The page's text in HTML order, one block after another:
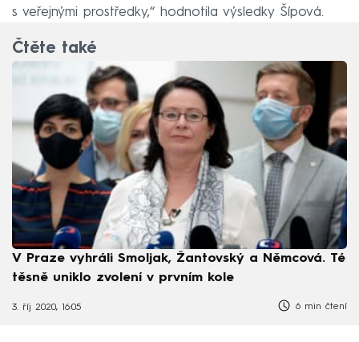
s veřejnými prostředky,“ hodnotila výsledky Šípová.
Čtěte také
V Praze vyhráli Smoljak, Žantovský a Němcová. Té
těsně uniklo zvolení v prvním kole
3. říj 2020, 16:05 6 min čtení